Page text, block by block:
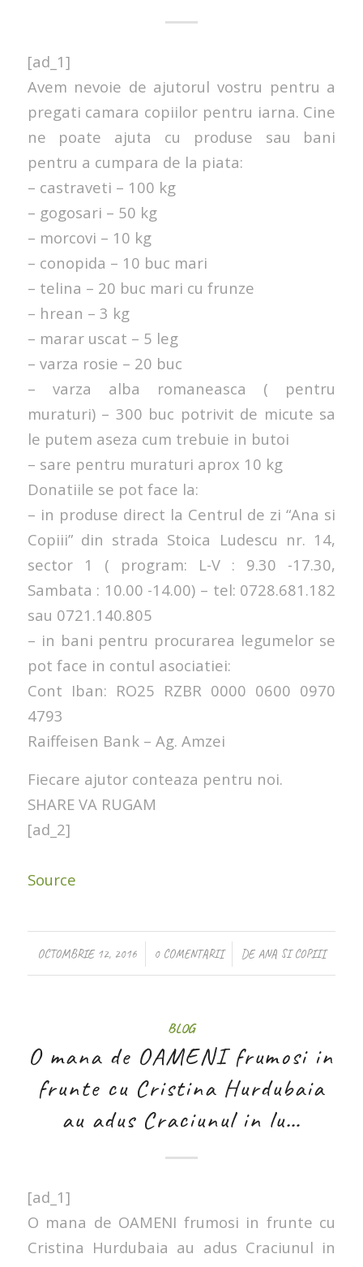
[ad_1]
Avem nevoie de ajutorul vostru pentru a
pregati camara copiilor pentru iarna. Cine
ne poate ajuta cu produse sau bani
pentru a cumpara de la piata:
– castraveti – 100 kg
– gogosari – 50 kg
– morcovi – 10 kg
– conopida – 10 buc mari
– telina – 20 buc mari cu frunze
– hrean – 3 kg
– marar uscat – 5 leg
– varza rosie – 20 buc
– varza alba romaneasca ( pentru
muraturi) – 300 buc potrivit de micute sa
le putem aseza cum trebuie in butoi
– sare pentru muraturi aprox 10 kg
Donatiile se pot face la:
– in produse direct la Centrul de zi “Ana si
Copiii” din strada Stoica Ludescu nr. 14,
sector 1 ( program: L-V : 9.30 -17.30,
Sambata : 10.00 -14.00) – tel: 0728.681.182
sau 0721.140.805
– in bani pentru procurarea legumelor se
pot face in contul asociatiei:
Cont Iban: RO25 RZBR 0000 0600 0970
4793
Raiffeisen Bank – Ag. Amzei
Fiecare ajutor conteaza pentru noi.
SHARE VA RUGAM
[ad_2]
Source
OCTOMBRIE 12, 2016
/ 0 COMENTARII
/ DE ANA SI COPIII
BLOG
O mana de OAMENI frumosi in
frunte cu Cristina Hurdubaia
au adus Craciunul in lu…
[ad_1]
O mana de OAMENI frumosi in frunte cu
Cristina Hurdubaia au adus Craciunul in